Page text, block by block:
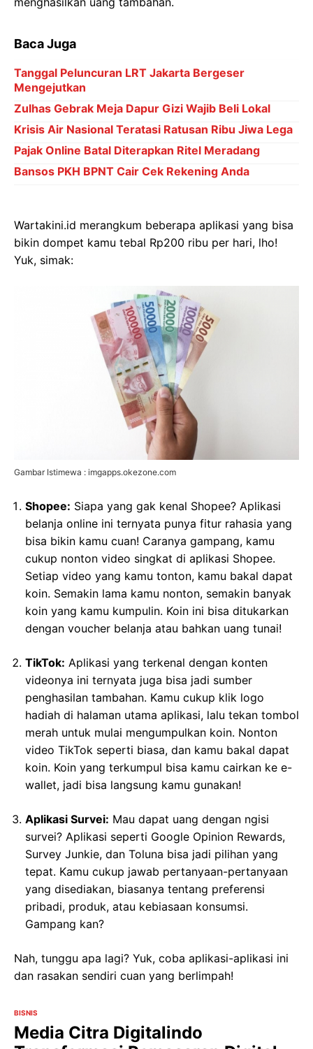
Baca Juga
Tanggal Peluncuran LRT Jakarta Bergeser
Mengejutkan
Zulhas Gebrak Meja Dapur Gizi Wajib Beli Lokal
Krisis Air Nasional Teratasi Ratusan Ribu Jiwa Lega
Pajak Online Batal Diterapkan Ritel Meradang
Bansos PKH BPNT Cair Cek Rekening Anda
Wartakini.id merangkum beberapa aplikasi yang bisa
bikin dompet kamu tebal Rp200 ribu per hari, lho!
Yuk, simak:
Gambar Istimewa : imgapps.okezone.com
Shopee: Siapa yang gak kenal Shopee? Aplikasi
belanja online ini ternyata punya fitur rahasia yang
bisa bikin kamu cuan! Caranya gampang, kamu
cukup nonton video singkat di aplikasi Shopee.
Setiap video yang kamu tonton, kamu bakal dapat
koin. Semakin lama kamu nonton, semakin banyak
koin yang kamu kumpulin. Koin ini bisa ditukarkan
dengan voucher belanja atau bahkan uang tunai!
TikTok: Aplikasi yang terkenal dengan konten
videonya ini ternyata juga bisa jadi sumber
penghasilan tambahan. Kamu cukup klik logo
hadiah di halaman utama aplikasi, lalu tekan tombol
merah untuk mulai mengumpulkan koin. Nonton
video TikTok seperti biasa, dan kamu bakal dapat
koin. Koin yang terkumpul bisa kamu cairkan ke e-
wallet, jadi bisa langsung kamu gunakan!
Aplikasi Survei: Mau dapat uang dengan ngisi
survei? Aplikasi seperti Google Opinion Rewards,
Survey Junkie, dan Toluna bisa jadi pilihan yang
tepat. Kamu cukup jawab pertanyaan-pertanyaan
yang disediakan, biasanya tentang preferensi
pribadi, produk, atau kebiasaan konsumsi.
Gampang kan?
Nah, tunggu apa lagi? Yuk, coba aplikasi-aplikasi ini
dan rasakan sendiri cuan yang berlimpah!
BISNIS
Media Citra Digitalindo